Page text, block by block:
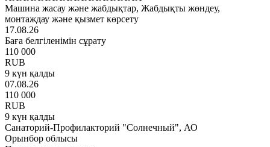
Машина жасау және жабдықтар, Жабдықты жөндеу,
монтаждау және қызмет көрсету
17.08.26
Баға белгіленімін сұрату
110 000
RUB
9 күн қалды
07.08.26
110 000
RUB
9 күн қалды
Санаторий-Профилакторий "Солнечный", АО
Орынбор облысы